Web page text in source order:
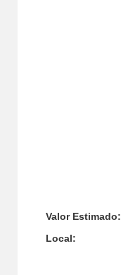
Valor Estimado:
Local: